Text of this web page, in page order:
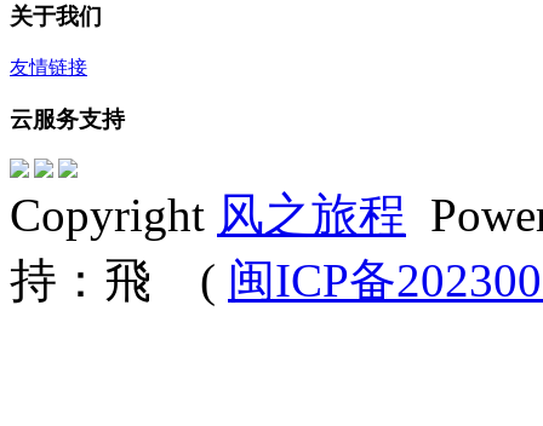
关于我们
友情链接
云服务支持
Copyright 风之旅程
持：飛 ( 闽ICP备